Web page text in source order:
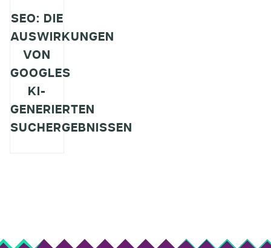
SEO: DIE
AUSWIRKUNGEN
VON
GOOGLES
KI-
GENERIERTEN
SUCHERGEBNISSEN